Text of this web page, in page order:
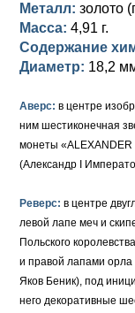
Русско-
Для Польши
Для Грузии
Для Польши
Медь
Серебро
Медь
Для Молдавии
Таврические
Елизавета I
Золото
Медь
Для Пруссии
Иоанн Антонович
Петр II (1727-1730)
Екатерина I (1725-
Серебро
Медь
Металл: золото
Масса: 4,91 г.
Содержание
Диаметр: 18,2
Аверс: в центре
ним шестиконечная
монеты «ALEXANDER
(Александр I
Реверс: в центре
левой лапе меч и
Польского
и правой лапами
Яков Беник), под
него декоративные